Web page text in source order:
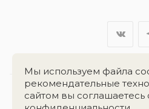
Разработка сайта:
Мы используем файла
рекомендательные
сайтом вы соглашаетесь